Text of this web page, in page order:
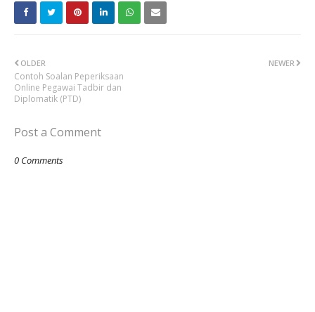
NEWER
OLDER
Contoh Soalan Peperiksaan
Online Pegawai Tadbir dan
Diplomatik (PTD)
Post a Comment
0 Comments